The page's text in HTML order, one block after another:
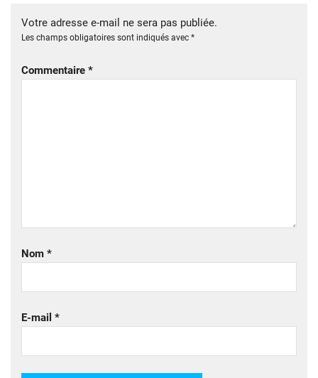
Votre adresse e-mail ne sera pas publiée.
Les champs obligatoires sont indiqués avec *
Commentaire *
Nom *
E-mail *